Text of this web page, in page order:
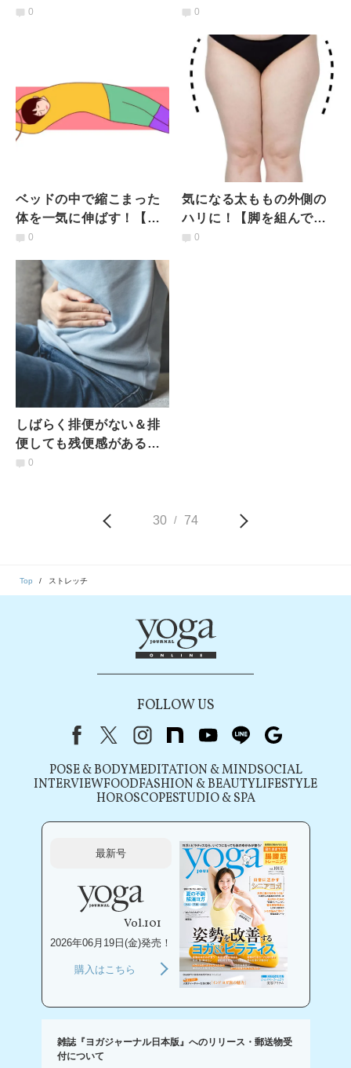
伸ばすだけでくびれが出
0
さ・疲労感解消におすす
0
ベッドの中で縮こまった
体を一気に伸ばす！【全
身スッキリ】目覚めのス
ズ」
0
気になる太ももの外側の
ハリに！【脚を組んで倒
すだけ】出っ張りを引っ
0
しばらく排便がない＆排
便しても残便感がある時
に！お腹スッキリストレ
0
30 / 74
Top ストレッチ
FOLLOW US
FacebookX（旧Twitter）
instagram
note youtubeline
POSE & BODYMEDITATION & MINDSOCIAL
INTERVIEWFOODFASHION & BEAUTYLIFESTYLE
HOROSCOPESTUDIO & SPA
最新号
Vol.101
2026年06月19日(金)発売！
購入はこちら
雑誌『ヨガジャーナル日本版』へのリリース・郵送物受
付について